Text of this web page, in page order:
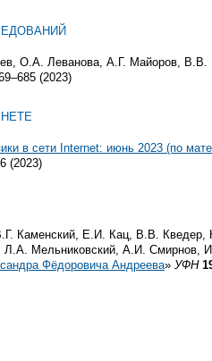
О.А. Леванова, А.Г. Майоров, В.В.
(2023)
в сети Internet: июнь 2023 (по
(2023)
Каменский, Е.И. Кац, В.В. Кведер,
Л.А. Мельниковский, А.И. Смирнов,
Фёдоровича Андреева» УФН